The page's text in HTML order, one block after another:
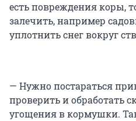
есть повреждения коры,
залечить, например
уплотнить снег вокруг
— Нужно постараться
проверить и обработать
угощения в кормушки.